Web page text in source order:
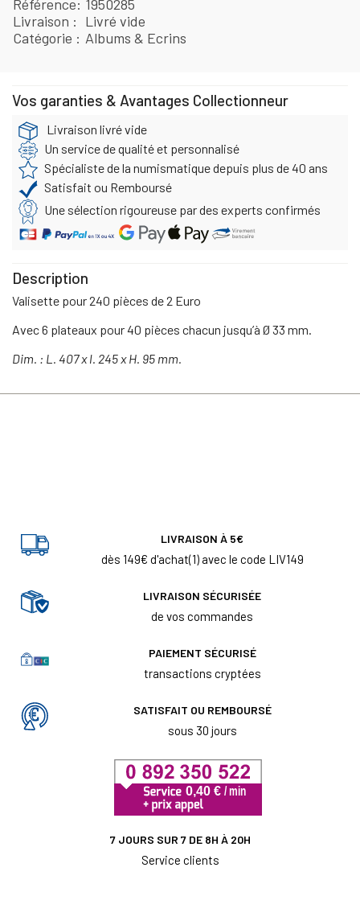
Référence 1950285
Livraison
Livré vide
Catégorie
Albums & Ecrins
Vos garanties & Avantages Collectionneur
Livraison livré vide
Un service de qualité et personnalisé
Spécialiste de la numismatique depuis plus de 40 ans
Satisfait ou Remboursé
Une sélection rigoureuse par des experts confirmés
Description
Valisette pour 240 pièces de 2 Euro
Avec 6 plateaux pour 40 pièces chacun jusqu’à Ø 33 mm.
Dim. : L. 407 x l. 245 x H. 95 mm.
LIVRAISON À 5€
dès 149€ d'achat(1) avec le code LIV149
LIVRAISON SÉCURISÉE
de vos commandes
PAIEMENT SÉCURISÉ
transactions cryptées
SATISFAIT OU REMBOURSÉ
sous 30 jours
7 JOURS SUR 7 DE 8H À 20H
Service clients